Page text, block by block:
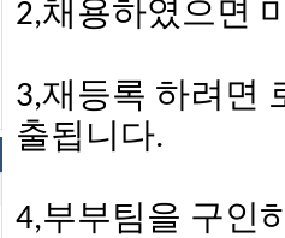
2,채용하였으면
3,재등록 하려면
출됩니다.
4,부부팀을 구인